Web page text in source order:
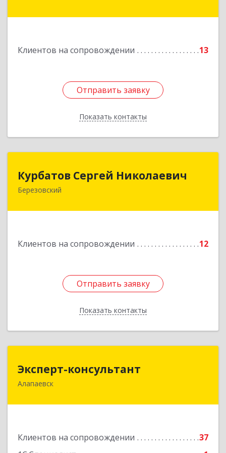
Клиентов на сопровождении 13
Отправить заявку
Показать контакты
Отправить заявку
Назад
Курбатов Сергей Николаевич
Березовский
Клиентов на сопровождении 12
Отправить заявку
Показать контакты
Курбатов Сергей Николаевич
Отправить заявку
Назад
Эксперт-консультант
Алапаевск
Клиентов на сопровождении
37
624600, Свердловская обл, Алапаевск г,